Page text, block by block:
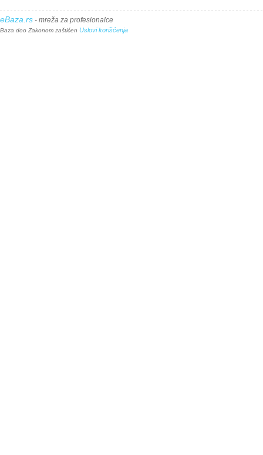
eBaza.rs - mreža za profesionalce
Baza doo Zakonom zaštićen Uslovi korišćenja